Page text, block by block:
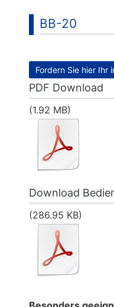
BB-20
Fordern Sie hier Ihr
PDF Download
(1.92 MB)
Download
(286.95 KB)